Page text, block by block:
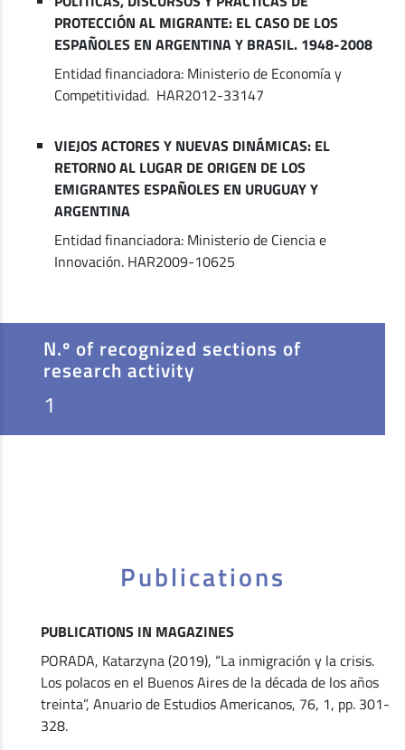
PROTECCIÓN AL MIGRANTE: EL CASO DE LOS
ESPAÑOLES EN ARGENTINA Y BRASIL. 1948-2008
Entidad financiadora: Ministerio de Economía y
Competitividad. HAR2012-33147
VIEJOS ACTORES Y NUEVAS DINÁMICAS: EL
RETORNO AL LUGAR DE ORIGEN DE LOS
EMIGRANTES ESPAÑOLES EN URUGUAY Y
ARGENTINA
Entidad financiadora: Ministerio de Ciencia e
Innovación. HAR2009-10625
N.º of recognized sections of
research activity
1
Publications
PUBLICATIONS IN MAGAZINES
PORADA, Katarzyna (2019), “La inmigración y la crisis.
Los polacos en el Buenos Aires de la década de los años
treinta”, Anuario de Estudios Americanos, 76, 1, pp. 301-
328.